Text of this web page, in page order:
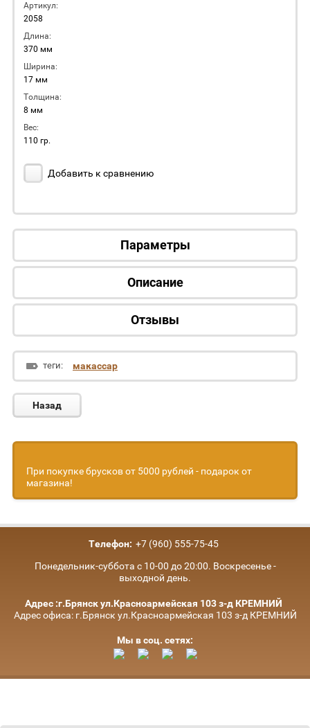
При покупке брусков от 5000 рублей - подарок от
магазина!
Артикул:
2058
Длина:
370 мм
Ширина:
17 мм
Толщина:
8 мм
Вес:
110 гр.
Добавить к сравнению
Параметры
Описание
Отзывы
теги: макассар
Назад
Телефон: +7 (960) 555-75-45
Понедельник-суббота с 10-00 до 20:00. Воскресенье -
выходной день.
Адрес :г.Брянск ул.Красноармейская 103 з-д КРЕМНИЙ
Адрес офиса: г.Брянск ул.Красноармейская 103 з-д КРЕМНИЙ
Мы в соц. сетях: